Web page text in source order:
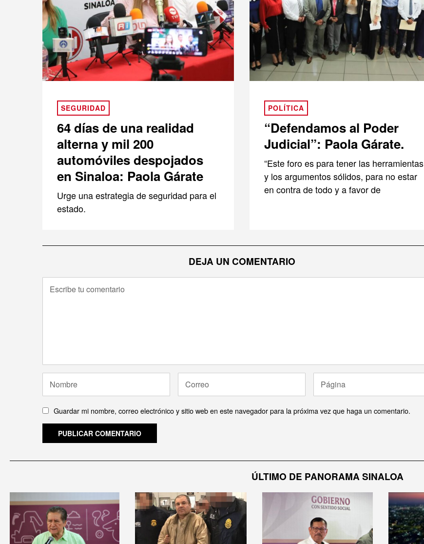
SEGURIDAD
64 días de una realidad
alterna y mil 200
automóviles despojados
en Sinaloa: Paola Gárate
Urge una estrategia de seguridad para el
estado.
POLÍTICA
“Defendamos al Poder
Judicial”: Paola Gárate.
“Este foro es para tener las herramientas
y los argumentos sólidos, para no estar
en contra de todo y a favor de
DEJA UN COMENTARIO
Guardar mi nombre, correo electrónico y sitio web en este navegador para la próxima vez que haga un comentario.
ÚLTIMO DE PANORAMA SINALOA